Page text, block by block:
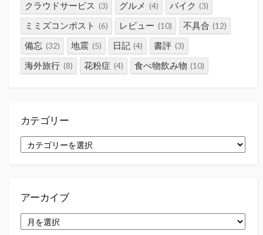
クラウドサービス (3) グルメ (4) バイク (3)
ミミズコンポスト (6) レビュー (10) 不具合 (12)
備忘 (32) 地震 (5) 日記 (4) 書評 (3)
海外旅行 (8) 花粉症 (4) 食べ物飲み物 (10)
カテゴリー
テ
アーカイブ
ー